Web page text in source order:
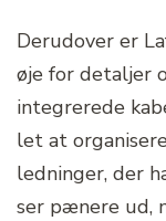
Derudover er
øje for detaljer
integrerede
let at
ledninger, der
ser pænere ud,